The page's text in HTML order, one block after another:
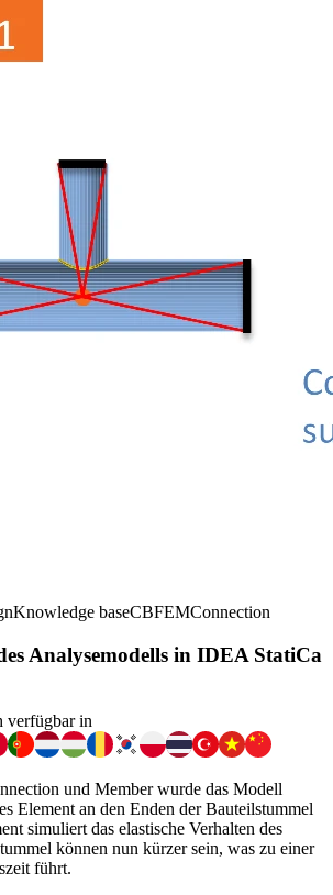
Knowledge baseCBFEMConnection
Analysemodells in IDEA StatiCa
verfügbar in
und Member wurde das Modell
Element an den Enden der Bauteilstummel
simuliert das elastische Verhalten des
können nun kürzer sein, was zu einer
führt.